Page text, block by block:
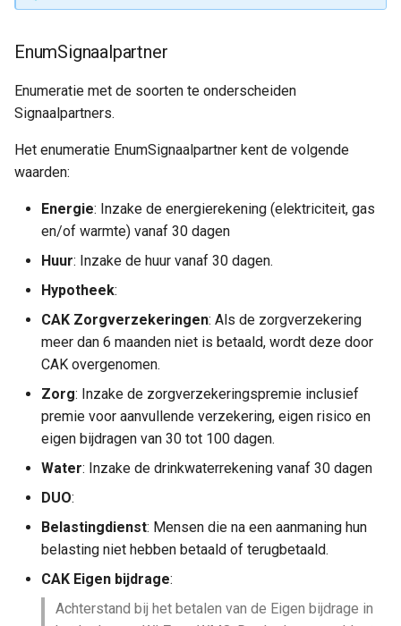
EnumSignaalpartner
Enumeratie met de soorten te onderscheiden
Signaalpartners.
Het enumeratie EnumSignaalpartner kent de volgende
waarden:
Energie: Inzake de energierekening (elektriciteit, gas
en/of warmte) vanaf 30 dagen
Huur: Inzake de huur vanaf 30 dagen.
Hypotheek:
CAK Zorgverzekeringen: Als de zorgverzekering
meer dan 6 maanden niet is betaald, wordt deze door
CAK overgenomen.
Zorg: Inzake de zorgverzekeringspremie inclusief
premie voor aanvullende verzekering, eigen risico en
eigen bijdragen van 30 tot 100 dagen.
Water: Inzake de drinkwaterrekening vanaf 30 dagen
DUO:
Belastingdienst: Mensen die na een aanmaning hun
belasting niet hebben betaald of terugbetaald.
CAK Eigen bijdrage:
Achterstand bij het betalen van de Eigen bijdrage in